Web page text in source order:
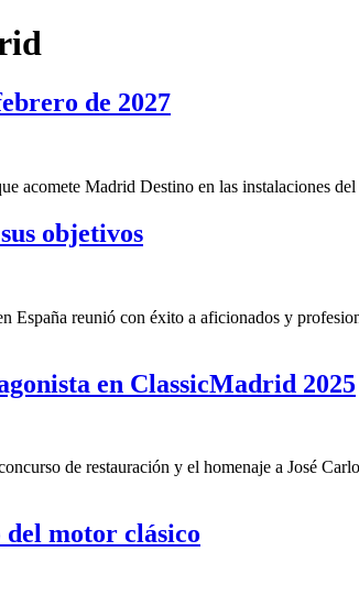
de 2027
acomete Madrid Destino en las instalaciones
objetivos
España reunió con éxito a aficionados y
en ClassicMadrid 2025
de restauración y el homenaje a José
motor clásico